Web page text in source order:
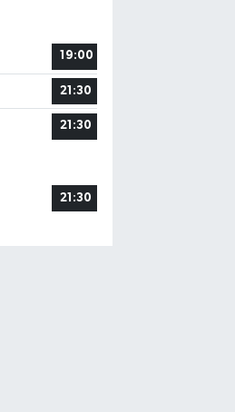
19:00
21:30
21:30
21:30